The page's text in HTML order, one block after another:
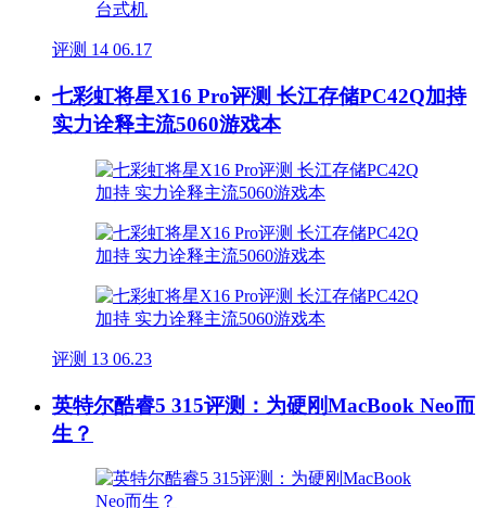
评测 14 06.17
七彩虹将星X16 Pro评测 长江存储PC42Q加持
实力诠释主流5060游戏本
评测 13 06.23
英特尔酷睿5 315评测：为硬刚MacBook Neo而
生？